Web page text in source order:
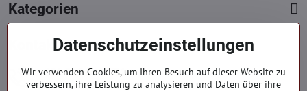
Kategorien
Kontakte
+421 919 060 751
Mont. - Freit. : 9:00 - 15:00 hod.
Datenschutzeinstellungen
Wir verwenden Cookies, um Ihren Besuch auf dieser Website zu
verbessern, ihre Leistung zu analysieren und Daten über ihre